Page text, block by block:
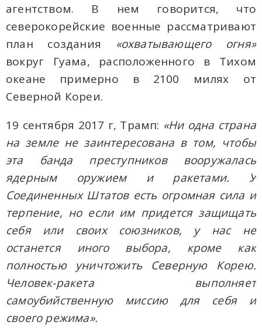
агентством. В нем говорится, что
северокорейские военные рассматривают
план создания «охватывающего огня»
вокруг Гуама, расположенного в Тихом
океане примерно в 2100 милях от
Северной Кореи.
19 сентября 2017 г, Трамп: «Ни одна страна
на земле не заинтересована в том, чтобы
эта банда преступников вооружалась
ядерным оружием и ракетами. У
Соединенных Штатов есть огромная сила и
терпение, но если им придется защищать
себя или своих союзников, у нас не
останется иного выбора, кроме как
полностью уничтожить Северную Корею.
Человек-ракета выполняет
самоубийственную миссию для себя и
своего режима».